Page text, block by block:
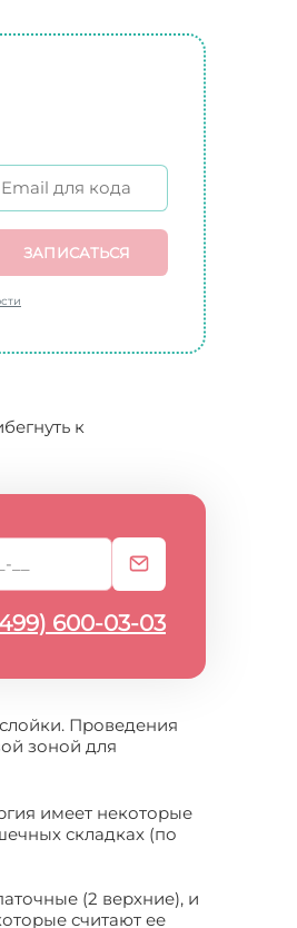
ЗАПИСАТЬСЯ
к
600-03-03
Проведения
зоной для
имеет некоторые
складках (по
(2 верхние), и
считают ее